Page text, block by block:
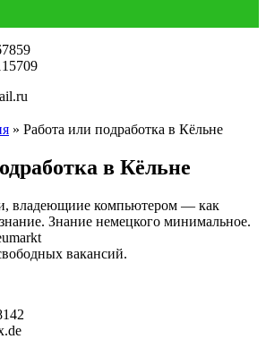
» Работа или подработка в Кёльне
в Кёльне
владеющиие компьютером — как
Знание немецкого минимальное.
вакансий.